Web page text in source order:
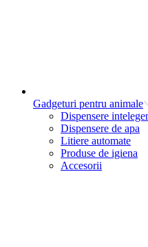
Gadgeturi pentru animale
Dispensere
Dispensere de apa
Litiere automate
Produse de igiena
Accesorii